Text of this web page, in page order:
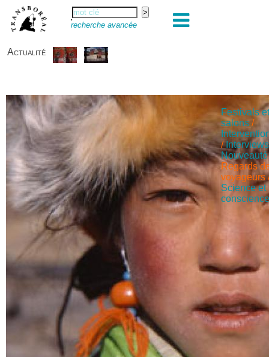
recherche avancée
Actualité
Festivals
salons /
/Interviews
Nouveauté
Regards
voyageurs
Science et